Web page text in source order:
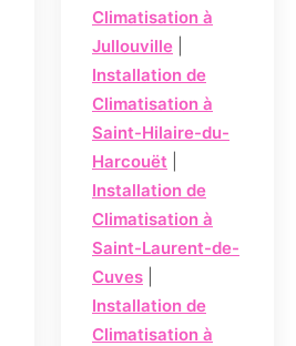
Climatisation à
Jullouville
Installation de
Climatisation à
Saint-Hilaire-du-
Harcouët
Installation de
Climatisation à
Saint-Laurent-de-
Cuves
Installation de
Climatisation à